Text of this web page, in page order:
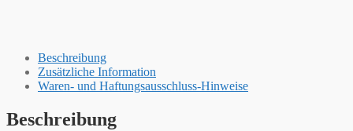
MengeBeschreibung
Zusätzliche Information
Waren- und Haftungsausschluss-Hinweise
Beschreibung